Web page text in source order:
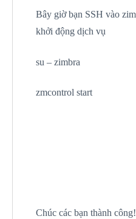
Bây giờ bạn SSH vào
khởi động dịch vụ
su – zimbra
zmcontrol start
Chúc các bạn thành công!